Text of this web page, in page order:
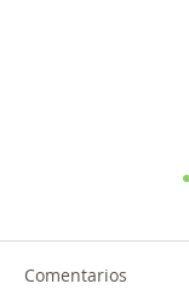
Comentarios